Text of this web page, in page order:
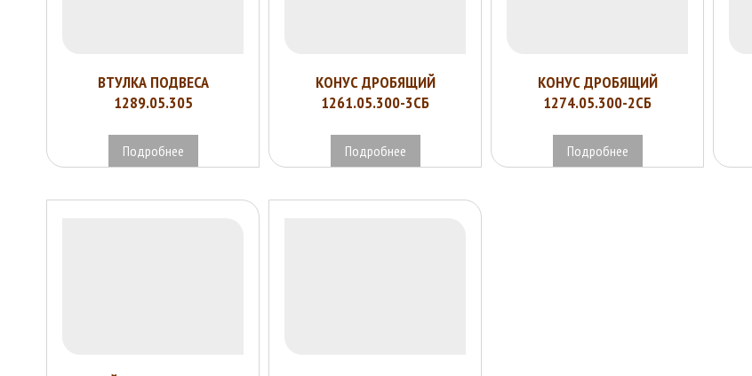
ВТУЛКА ПОДВЕСА
1289.05.305
Подробнее
КОНУС ДРОБЯЩИЙ
1261.05.300-3СБ
Подробнее
КОНУС ДРОБЯЩИЙ
1274.05.300-2СБ
Подробнее